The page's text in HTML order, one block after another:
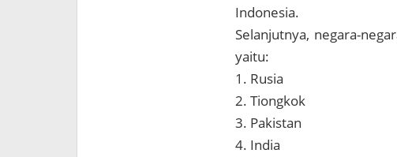
Indonesia.
Selanjutnya, negara-
yaitu:
1. Rusia
2. Tiongkok
3. Pakistan
4. India